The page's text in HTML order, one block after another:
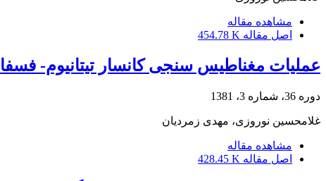
مشاهده مقاله
اصل مقاله 454.78 K
عملیات مغناطیس سنجی کانسار تیتانیوم-
دوره 36، شماره 3، 1381
غلامحسین نوروزی، مهدی زمردیان
مشاهده مقاله
اصل مقاله 428.45 K